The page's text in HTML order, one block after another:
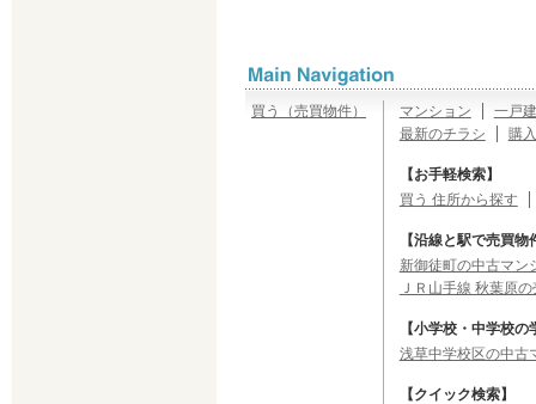
買う（売買物件） マンション
一戸
最新のチラシ
購
【お手軽検索】
買う 住所から探す
【沿線と駅で売買物
新御徒町の中古マン
ＪＲ山手線 秋葉原
【小学校・中学校
浅草中学校区の中古
【クイック検索】